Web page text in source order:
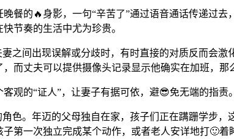
餐的🔥身影，一句“辛苦了”通过语音通话传递过
节奏的生活中尤为珍贵。
之间出现误解或分歧时，有时直接的对质反而会
而丈夫可以提供摄像头记录显示他确实在加班，那
观的“证人”，让妻子有据可依，避😎免无端的指
色。年迈的父母独自在家，孩子们正在蹒跚学步
第一次独立完成某个动作，或者老人安详地打🙂